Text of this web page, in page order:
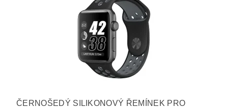
ČERNOŠEDÝ SILIKONOVÝ ŘEMÍNEK PRO